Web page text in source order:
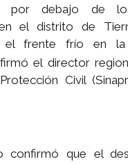
por debajo de
el distrito de
el frente frío en la
el director
Civil
confirmó que el